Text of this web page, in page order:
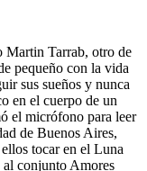
Martin Tarrab, otro de
pequeño con la vida
sus sueños y nunca
en el cuerpo de un
el micrófono para leer
de Buenos Aires,
tocar en el Luna
al conjunto Amores